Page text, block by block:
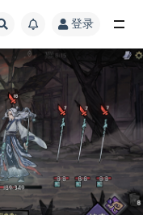
登录